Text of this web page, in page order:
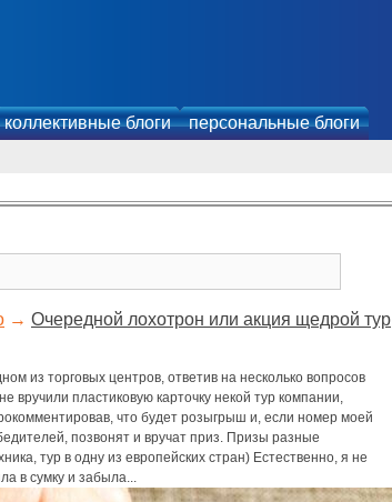
коллективные блоги персональные блоги
→ Очередной лохотрон или акция щедрой тур
из торговых центров, ответив на несколько вопросов
вручили пластиковую карточку некой тур компании,
что будет розыгрыш и, если номер моей
позвонят и вручат приз. Призы разные
тур в одну из европейских стран) Естественно, я не
в сумку и забыла...